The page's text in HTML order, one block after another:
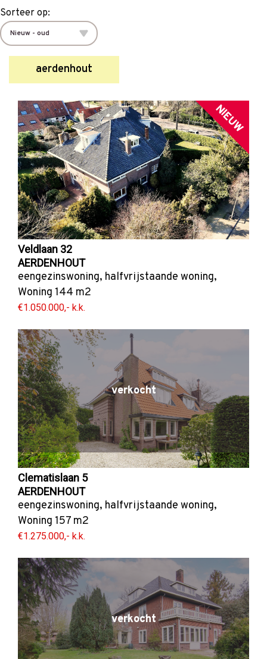
aerdenhout
Sorteer op:
NIEUW
Veldlaan 32
AERDENHOUT
eengezinswoning, halfvrijstaande woning,
Woning 144 m2
€1.050.000,- k.k.
verkocht
Clematislaan 5
AERDENHOUT
eengezinswoning, halfvrijstaande woning,
Woning 157 m2
€1.275.000,- k.k.
verkocht